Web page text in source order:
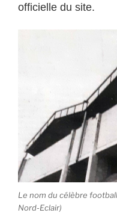
officielle du site.
Le nom du célèbre
Nord-Eclair)